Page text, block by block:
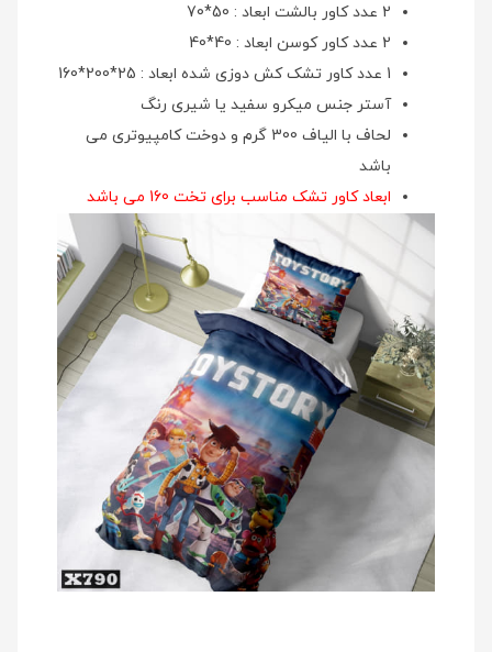
2 عدد کاور بالشت ابعاد : 50*70
2 عدد کاور کوسن ابعاد : 40*40
1 عدد کاور تشک کش دوزی شده ابعاد : 25*200*160
آستر جنس میکرو سفید یا شیری رنگ
لحاف با الیاف 300 گرم و دوخت کامپیوتری می
باشد
ابعاد کاور تشک مناسب برای تخت 160 می باشد